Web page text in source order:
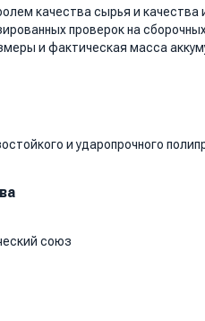
качества сырья и
проверок на
и фактическая масса
и ударопрочного
союз